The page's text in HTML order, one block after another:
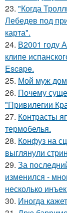
23. "Когда
Лебедев под
карта".
24. В2001 году
клипе
Escape.
25. Мой муж
26. Почему
"Привилегии
27. Контрасты
термобелья.
28. Конфуз на
выглянули
29. За
изменился -
несколько
30. Иногда